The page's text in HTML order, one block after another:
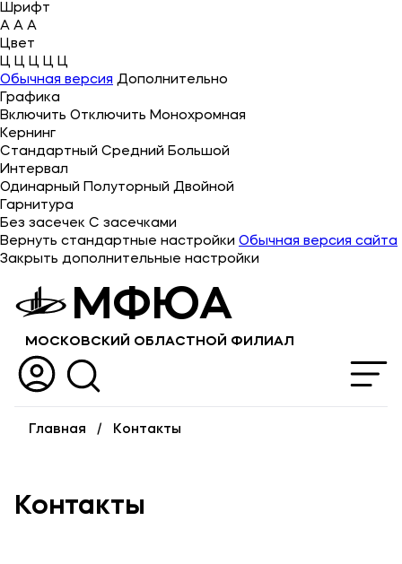
Шрифт
A A A
Цвет
Ц Ц Ц Ц Ц
Обычная версия Дополнительно
Графика
Включить Отключить Монохромная
Кернинг
Стандартный Средний Большой
Интервал
Одинарный Полуторный Двойной
Гарнитура
Без засечек С засечками
Вернуть стандартные настройки Обычная версия сайта
Закрыть дополнительные настройки
МФЮА
МОСКОВСКИЙ ОБЛАСТНОЙ ФИЛИАЛ
Об университете
Лицензии и документы
Сведения об образовательной организации
Поступающим
Музейно-выставочный центр МФЮА
Наука
Выпускникам
Карьера
Аспирантура
Главная Контакты
Контакты